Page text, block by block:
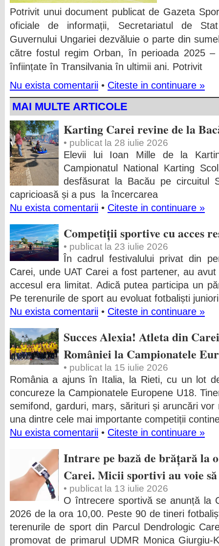
Potrivit unui document publicat de Gazeta
oficiale de informații, Secretariatul de
Guvernului Ungariei dezvăluie o parte din
către fostul regim Orban, în perioada 2025 –
înființate în Transilvania în ultimii ani. Potrivit
Nu exista comentarii • Citeste in continuare »
MAI MULTE ARTICOLE
Karting Carei revine de la
• publicat la 28 iulie 2026
Elevii lui Ioan Mille de la
Campionatul National Karting
desfăsurat la Bacău pe circuitul
capricioasă și a pus la încercarea
Nu exista comentarii • Citeste in continuare »
Competiții sportive cu acces
• publicat la 23 iulie 2026
În cadrul festivalului privat din
Carei, unde UAT Carei a fost partener, au
accesul era limitat. Adică putea participa un
Pe terenurile de sport au evoluat fotbaliști
Nu exista comentarii • Citeste in continuare »
Succes Alexia! Atleta din
României la Campionatele
• publicat la 15 iulie 2026
România a ajuns în Italia, la Rieti, cu un lot
concureze la Campionatele Europene U18.
semifond, garduri, marș, sărituri și aruncări
una dintre cele mai importante competiții
Nu exista comentarii • Citeste in continuare »
Intrare pe bază de brățară la
Carei. Micii sportivi au voie
• publicat la 13 iulie 2026
O întrecere sportivă se anunță la
2026 de la ora 10,00. Peste 90 de tineri
terenurile de sport din Parcul Dendrologic
promovat de primarul UDMR Monica Giurgiu-